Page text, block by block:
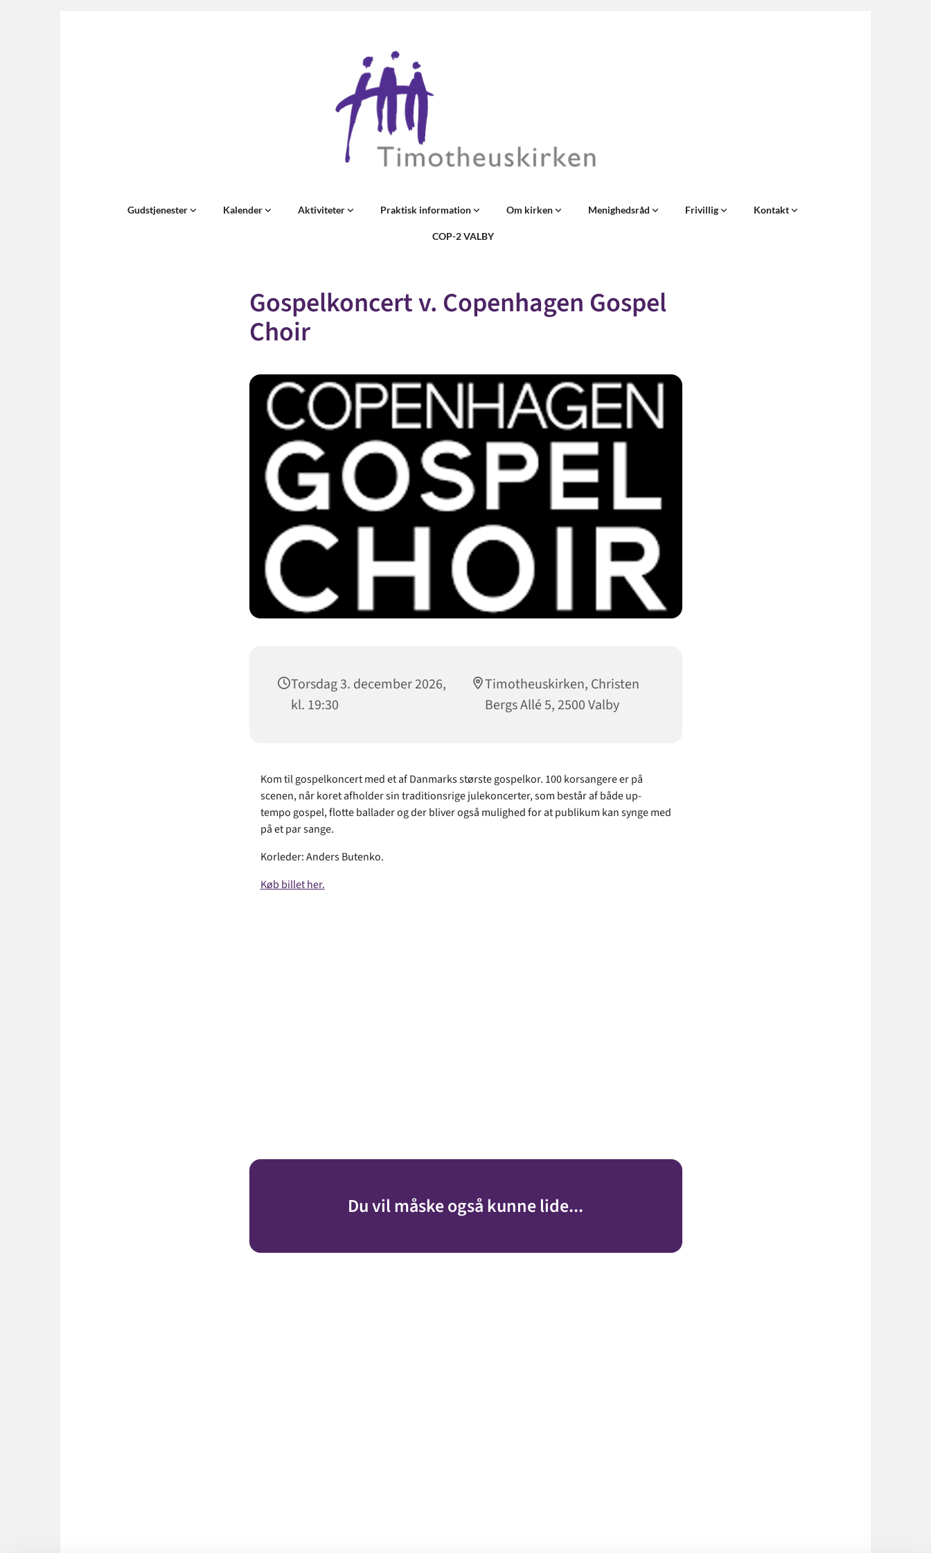
Gudstjenester Kalender Aktiviteter Praktisk information Om kirken Menighedsråd Frivillig Kontakt
COP-2 VALBY
Gospelkoncert v. Copenhagen Gospel
Choir
Torsdag 3. december 2026,
kl. 19:30
Timotheuskirken, Christen
Bergs Allé 5, 2500 Valby
Kom til gospelkoncert med et af Danmarks største gospelkor. 100 korsangere er på
scenen, når koret afholder sin traditionsrige julekoncerter, som består af både up-
tempo gospel, flotte ballader og der bliver også mulighed for at publikum kan synge med
på et par sange.
Korleder: Anders Butenko.
Køb billet her.
Du vil måske også kunne lide...